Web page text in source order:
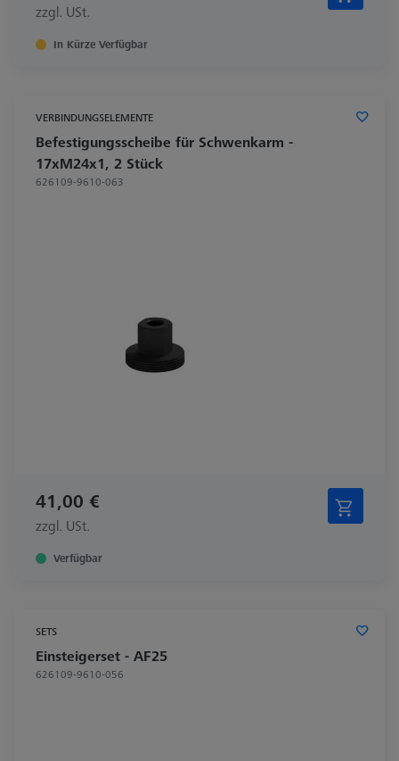
zzgl. USt.
In Kürze Verfügbar
VERBINDUNGSELEMENTE
Befestigungsscheibe für Schwenkarm -
17xM24x1, 2 Stück
626109-9610-063
41,00 €
zzgl. USt.
Verfügbar
SETS
Einsteigerset - AF25
626109-9610-056